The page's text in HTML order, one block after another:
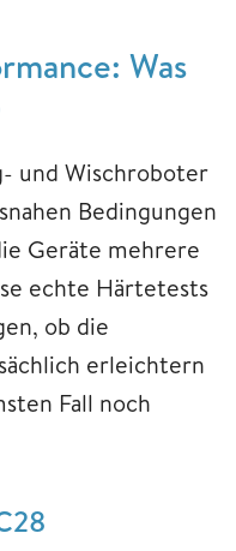
Was
und Wischroboter
Bedingungen
Geräte mehrere
echte Härtetests
ob die
erleichtern
Fall noch